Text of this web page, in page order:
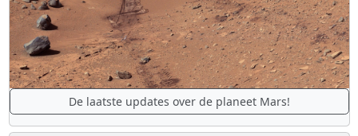
De laatste updates over de planeet Mars!